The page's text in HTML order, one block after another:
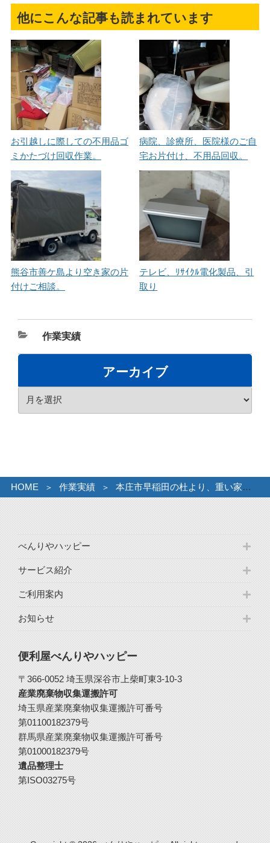
他にこんな記事も読まれています
お引越しに際しての不用品ゴ
ミかたづけ回収作業。
病院、診療所、医院様のご自
宅お片付け、不用品回収。
熊谷市善ケ島より空き家の片
付けご相談。
テレビ、ﾘｻｲｸﾙ電化製品、引
取り
カ
テ
ー
作業実績
アーカイブ
HOME 作業実績 本庄市早稲田の杜より、重い家具などご相談です。
べんりやハッピー
サービス紹介
ご利用案内
お知らせ
便利屋べんりやハッピー
〒366-0052 埼玉県深谷市上柴町東3-10-3
産業廃棄物収集運搬許可
埼玉県産業廃棄物収集運搬許可番号
第01100182379号
群馬県産業廃棄物収集運搬許可番号
第01000182379号
遺品整理士
第ISO03275号